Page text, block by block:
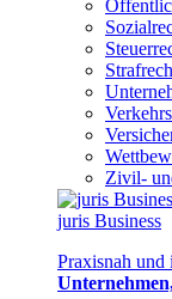
Zivil-
juris Business
Praxisnah